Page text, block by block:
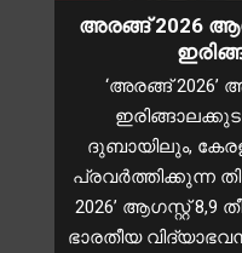
അരങ്ങ് 2026
‘അരങ്ങ് 2026’
ദുബായിലും,
പ്രവർത്തിക്കുന്ന
2026’ ആഗസ്റ്റ് 8,9
ഭാരതീയ